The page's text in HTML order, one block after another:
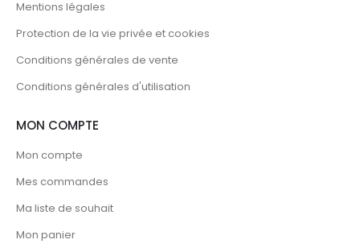
Mentions légales
Protection de la vie privée et cookies
Conditions générales de vente
Conditions générales d'utilisation
MON COMPTE
Mon compte
Mes commandes
Ma liste de souhait
Mon panier